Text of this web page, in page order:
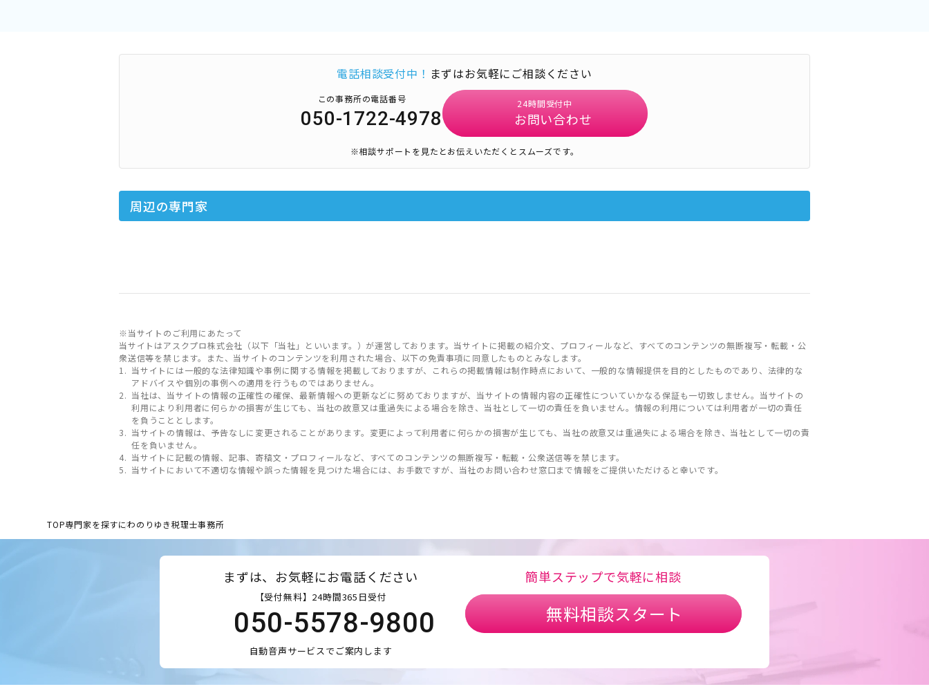
電話相談受付中！ まずはお気軽にご相談ください
この事務所の電話番号
050-1722-4978
24時間受付中
お問い合わせ
※相談サポートを見たとお伝えいただくとスムーズです。
周辺の専門家
※当サイトのご利用にあたって
当サイトはアスクプロ株式会社（以下「当社」といいます。）が運営しております。当サイトに掲載の紹介文、プロフィールなど、すべてのコンテンツの無断複写・転載・公
衆送信等を禁じます。また、当サイトのコンテンツを利用された場合、以下の免責事項に同意したものとみなします。
当サイトには一般的な法律知識や事例に関する情報を掲載しておりますが、これらの掲載情報は制作時点において、一般的な情報提供を目的としたものであり、法律的な
アドバイスや個別の事例への適用を行うものではありません。
当社は、当サイトの情報の正確性の確保、最新情報への更新などに努めておりますが、当サイトの情報内容の正確性についていかなる保証も一切致しません。当サイトの
利用により利用者に何らかの損害が生じても、当社の故意又は重過失による場合を除き、当社として一切の責任を負いません。情報の利用については利用者が一切の責任
を負うこととします。
当サイトの情報は、予告なしに変更されることがあります。変更によって利用者に何らかの損害が生じても、当社の故意又は重過失による場合を除き、当社として一切の責
任を負いません。
当サイトに記載の情報、記事、寄稿文・プロフィールなど、すべてのコンテンツの無断複写・転載・公衆送信等を禁じます。
当サイトにおいて不適切な情報や誤った情報を見つけた場合には、お手数ですが、当社のお問い合わせ窓口まで情報をご提供いただけると幸いです。
TOP専門家を探すにわのりゆき税理士事務所
まずは、お気軽にお電話ください
【受付無料】24時間365日受付
050-5578-9800
自動音声サービスでご案内します
簡単ステップで気軽に相談
無料相談スタート